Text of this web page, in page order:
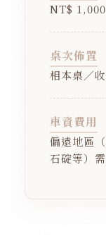
NT$ 1,000
桌次佈置
相本桌／
車資費用
偏遠地區
石碇等）